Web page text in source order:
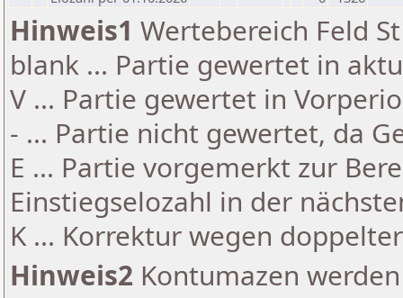
Hinweis1 Wertebereich Feld
blank ... Partie gewertet in
V ... Partie gewertet in
- ... Partie nicht gewertet, da
E ... Partie vorgemerkt zur
Einstiegselozahl in der
K ... Korrektur wegen
Hinweis2 Kontumazen